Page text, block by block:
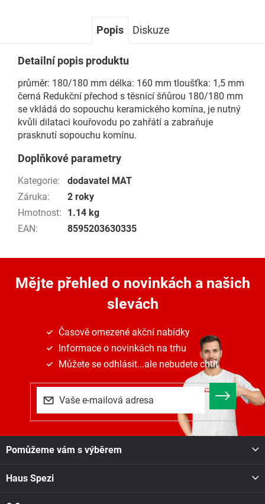
Popis Diskuze
Detailní popis produktu
průměr: 180/180 mm délka: 160 mm tloušťka: 1,5 mm
černá Redukční přechod s těsnící šňůrou 180/180 mm
se vkládá do sopouchu keramického komína, je nutný
kvůli dilataci kouřovodu po zahřátí a zabraňuje
prasknutí sopouchu komínu.
Doplňkové parametry
Kategorie:
dodavatel MAT
Záruka:
2 roky
Hmotnost:
1.14 kg
EAN: 8595203630335
Mějte přehled o novinkách a našich
slevách
Časově omezené akční nabídky
Informace o novinkách na trhu
Můžete se odhlásit...ale nebudete chtít
Pomůžeme vám s výběrem
Haus Spezi